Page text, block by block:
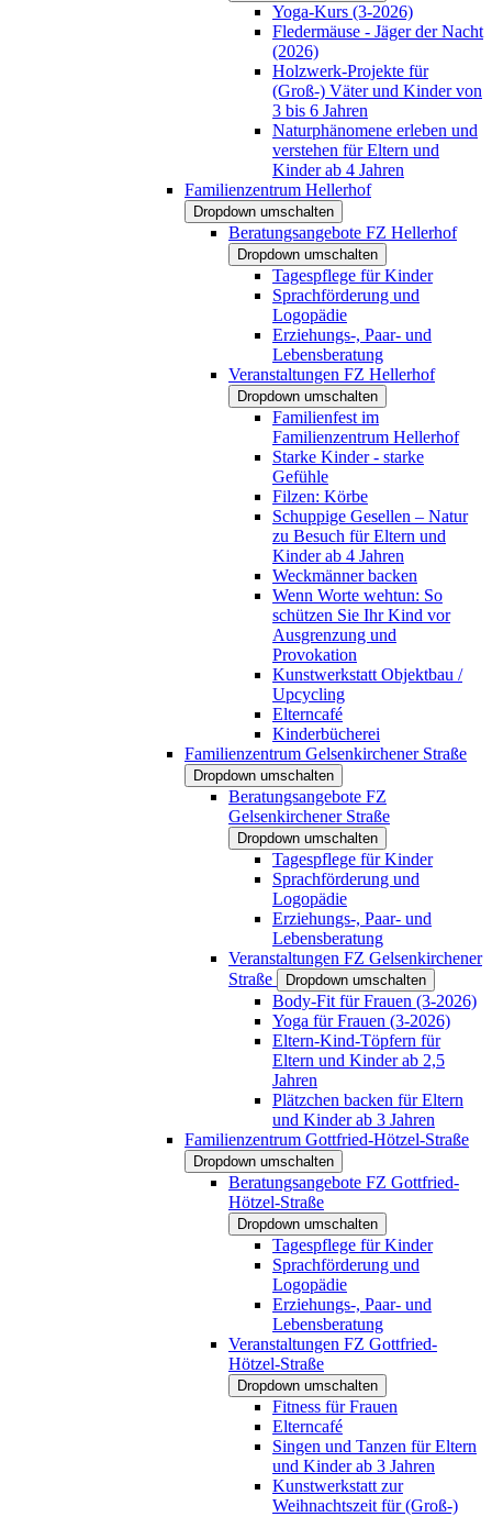
Yoga-Kurs (3-2026)
Fledermäuse - Jäger der Nacht
(2026)
Holzwerk-Projekte für
(Groß-) Väter und Kinder von
3 bis 6 Jahren
Naturphänomene erleben und
verstehen für Eltern und
Kinder ab 4 Jahren
Familienzentrum Hellerhof
Dropdown umschalten
Beratungsangebote FZ Hellerhof
Dropdown umschalten
Tagespflege für Kinder
Sprachförderung und
Logopädie
Erziehungs-, Paar- und
Lebensberatung
Veranstaltungen FZ Hellerhof
Dropdown umschalten
Familienfest im
Familienzentrum Hellerhof
Starke Kinder - starke
Gefühle
Filzen: Körbe
Schuppige Gesellen – Natur
zu Besuch für Eltern und
Kinder ab 4 Jahren
Weckmänner backen
Wenn Worte wehtun: So
schützen Sie Ihr Kind vor
Ausgrenzung und
Provokation
Kunstwerkstatt Objektbau /
Upcycling
Elterncafé
Kinderbücherei
Familienzentrum Gelsenkirchener Straße
Dropdown umschalten
Beratungsangebote FZ
Gelsenkirchener Straße
Dropdown umschalten
Tagespflege für Kinder
Sprachförderung und
Logopädie
Erziehungs-, Paar- und
Lebensberatung
Veranstaltungen FZ Gelsenkirchener
Straße
Dropdown umschalten
Body-Fit für Frauen (3-2026)
Yoga für Frauen (3-2026)
Eltern-Kind-Töpfern für
Eltern und Kinder ab 2,5
Jahren
Plätzchen backen für Eltern
und Kinder ab 3 Jahren
Familienzentrum Gottfried-Hötzel-Straße
Dropdown umschalten
Beratungsangebote FZ Gottfried-
Hötzel-Straße
Dropdown umschalten
Tagespflege für Kinder
Sprachförderung und
Logopädie
Erziehungs-, Paar- und
Lebensberatung
Veranstaltungen FZ Gottfried-
Hötzel-Straße
Dropdown umschalten
Fitness für Frauen
Elterncafé
Singen und Tanzen für Eltern
und Kinder ab 3 Jahren
Kunstwerkstatt zur
Weihnachtszeit für (Groß-)